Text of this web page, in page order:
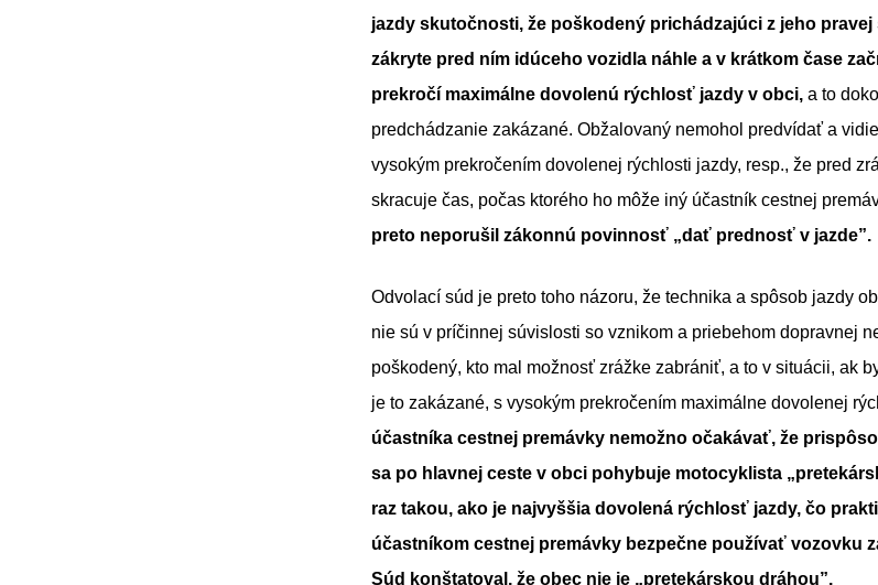
jazdy skutočnosti, že poškodený prichádzajúci z jeho
zákryte pred ním idúceho vozidla náhle a v krátkom čase
prekročí maximálne dovolenú rýchlosť jazdy v obci, a to
predchádzanie zakázané. Obžalovaný nemohol predvídať a
vysokým prekročením dovolenej rýchlosti jazdy, resp., že pred
skracuje čas, počas ktorého ho môže iný účastník cestnej
preto neporušil zákonnú povinnosť „dať prednosť v jazde”.
Odvolací súd je preto toho názoru, že technika a spôsob jazdy
nie sú v príčinnej súvislosti so vznikom a priebehom dopravnej
poškodený, kto mal možnosť zrážke zabrániť, a to v situácii, ak
je to zakázané, s vysokým prekročením maximálne dovolenej
účastníka cestnej premávky nemožno očakávať, že
sa po hlavnej ceste v obci pohybuje motocyklista
raz takou, ako je najvyššia dovolená rýchlosť jazdy, čo
účastníkom cestnej premávky bezpečne používať vozovku
Súd konštatoval, že obec nie je „pretekárskou dráhou”.